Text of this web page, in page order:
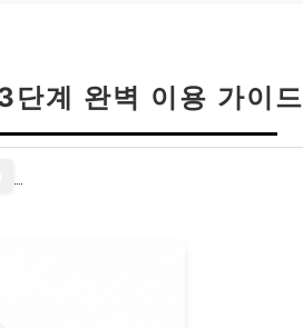
단계 완벽 이용 가이드